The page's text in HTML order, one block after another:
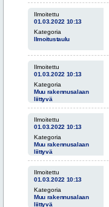
Ilmoitettu
01.03.2022 10:13
Kategoria
Ilmoitustaulu
Ilmoitettu
01.03.2022 10:13
Kategoria
Muu rakennusalaan
liittyvä
Ilmoitettu
01.03.2022 10:13
Kategoria
Muu rakennusalaan
liittyvä
Ilmoitettu
01.03.2022 10:13
Kategoria
Muu rakennusalaan
liittyvä